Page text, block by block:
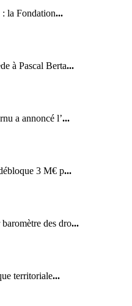
: la Fondation...
à Pascal Berta...
a annoncé l’...
3 M€ p...
des dro...
territoriale...